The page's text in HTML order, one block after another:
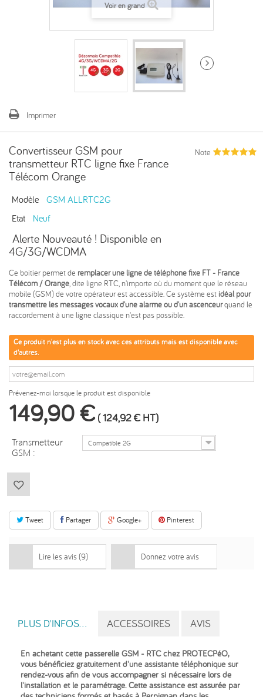
Voir en grand
Imprimer
Convertisseur GSM pour
transmetteur RTC ligne fixe France
Télécom Orange
Modèle
GSM ALLRTC2G
Etat
Neuf
Alerte Nouveauté ! Disponible en
4G/3G/WCDMA
Ce boitier permet de remplacer une ligne de téléphone fixe FT - France
Télécom / Orange, dite ligne RTC, n'importe où du moment que le réseau
mobile (GSM) de votre opérateur est accessible. Ce système est idéal pour
transmettre les messages vocaux d'une alarme ou d'un ascenceurquand le
raccordement à une ligne classique n'est pas possible.
Ce produit n'est plus en stock avec ces attributs mais est disponible avec
d'autres.
Prévenez-moi lorsque le produit est disponible
149,90 € (124,92 €HT)
Transmetteur
GSM :
Compatible 2G
Tweet Partager Google+ Pinterest
Note
Lire les avis (9) Donnez votre avis
PLUS D'INFOS... ACCESSOIRES AVIS
En achetant cette passerelle GSM - RTC chez PROTECPéO,
vous bénéficiez gratuitement d'une assistante téléphonique sur
rendez-vous afin de vous accompagner si nécessaire lors de
l'installation et le paramétrage. Cette assistance est assurée par